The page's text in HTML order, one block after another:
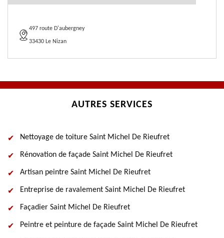
497 route D'aubergney
33430 Le Nizan
AUTRES SERVICES
Nettoyage de toiture Saint Michel De Rieufret
Rénovation de façade Saint Michel De Rieufret
Artisan peintre Saint Michel De Rieufret
Entreprise de ravalement Saint Michel De Rieufret
Façadier Saint Michel De Rieufret
Peintre et peinture de façade Saint Michel De Rieufret